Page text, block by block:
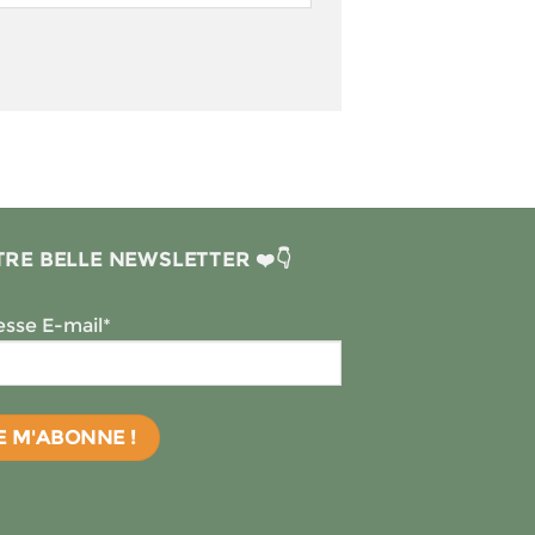
BELLE NEWSLETTER ❤️👇
E-mail*